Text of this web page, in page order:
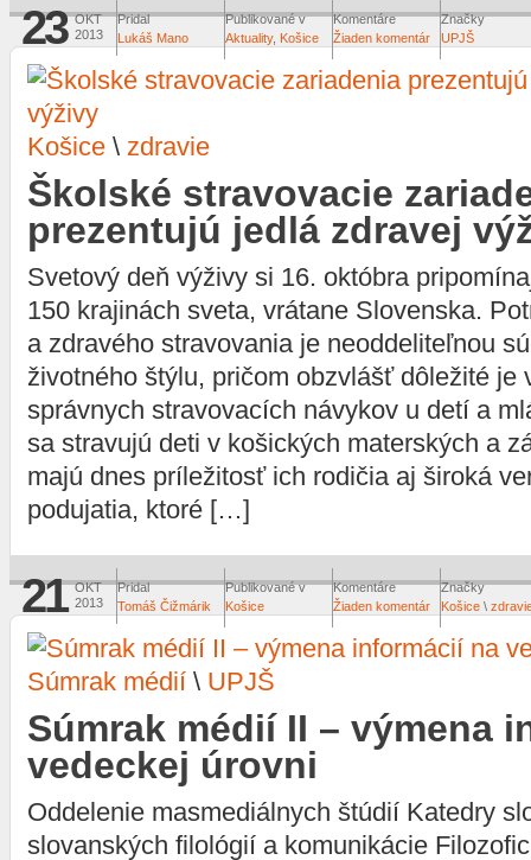
23 OKT
2013
Pridal
Lukáš Mano
Publikované v
Aktuality, Košice
Komentáre
Žiaden komentár
Značky
UPJŠ
Košice \ zdravie
Školské stravovacie
prezentujú jedlá zdravej
Svetový deň výživy si 16. októbra
150 krajinách sveta, vrátane Slovenska.
a zdravého stravovania je neoddeliteľnou
životného štýlu, pričom obzvlášť dôležité je
správnych stravovacích návykov u detí a
sa stravujú deti v košických materských a
majú dnes príležitosť ich rodičia aj široká
podujatia, ktoré […]
21 OKT
2013
Pridal
Tomáš Čižmárik
Publikované v
Košice
Komentáre
Žiaden komentár
Značky
Košice \
Súmrak médií \ UPJŠ
Súmrak médií II – výmena
vedeckej úrovni
Oddelenie masmediálnych štúdií Katedry
slovanských filológií a komunikácie